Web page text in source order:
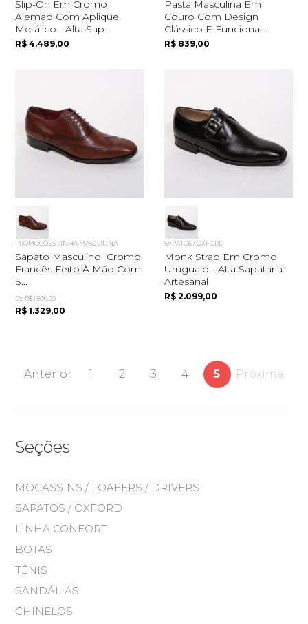
Quero me cadastrar
Slip-On Em Cromo
Alemão Com Aplique
Metálico - Alta Sap...
R$ 4.489,00
Pasta Masculina Em
Couro Com Design
Clássico E Funcional...
R$ 839,00
PROMOÇÕES LINHA MASCULINA
Sapato Masculino Cromo
Francês Feito À Mão Com
S...
De R$ 1.899,00
R$ 1.329,00
SAPATOS / OXFORD
Monk Strap Em Cromo
Uruguaio - Alta Sapataria
Artesanal
R$ 2.099,00
Anterior 1 2 3 4 5 Próxima
Seções
MOCASSINS / LOAFERS / DRIVERS
SAPATOS / OXFORD
LINHA CONFORT
BOTAS
TÊNIS
SANDÁLIAS
CHINELOS